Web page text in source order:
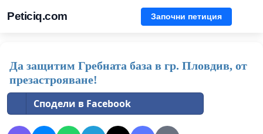
Peticiq.com Започни петиция
Да защитим Гребната база в гр. Пловдив, от
презастрояване!
Сподели в Facebook